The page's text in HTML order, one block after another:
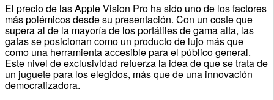
El precio de las Apple Vision Pro ha sido uno de los factores
más polémicos desde su presentación. Con un coste que
supera al de la mayoría de los portátiles de gama alta, las
gafas se posicionan como un producto de lujo más que
como una herramienta accesible para el público general.
Este nivel de exclusividad refuerza la idea de que se trata de
un juguete para los elegidos, más que de una innovación
democratizadora.